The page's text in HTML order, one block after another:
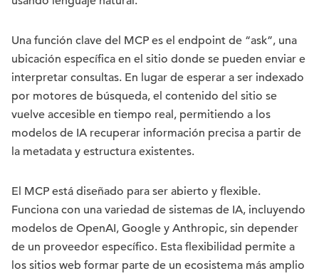
Una función clave del MCP es el endpoint de “ask”, una
ubicación específica en el sitio donde se pueden enviar e
interpretar consultas. En lugar de esperar a ser indexado
por motores de búsqueda, el contenido del sitio se
vuelve accesible en tiempo real, permitiendo a los
modelos de IA recuperar información precisa a partir de
la metadata y estructura existentes.
El MCP está diseñado para ser abierto y flexible.
Funciona con una variedad de sistemas de IA, incluyendo
modelos de OpenAI, Google y Anthropic, sin depender
de un proveedor específico. Esta flexibilidad permite a
los sitios web formar parte de un ecosistema más amplio